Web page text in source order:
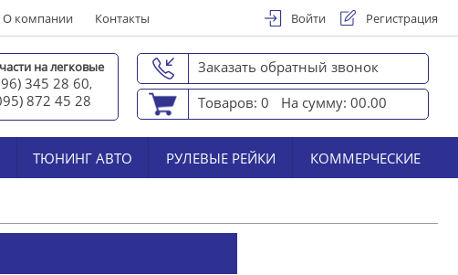
О компании Контакты Войти Регистрация
на легковые
345 28 60,
872 45 28
Заказать обратный звонок
Товаров: 0
На сумму: 00.00
ТЮНИНГ АВТО РУЛЕВЫЕ РЕЙКИ КОММЕРЧЕСКИЕ